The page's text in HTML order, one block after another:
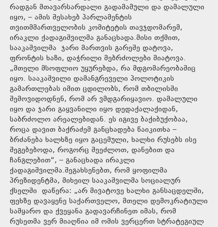
რადგან მთავარსარდალი გადამამული და დამალული
იყო, – ამის შესახებ პარლამენტის
თვითმმართველობის კომიტეტის თავჯდომარემ,
ირაკლი ქადაგიშვილმა განაცხადა.მისი თქმით,
სააკაშვილმა ჯარი მართვის გარეშე დატოვა,
ფრონტის ხაზი, დაჭრილი მებრძოლები მიატოვა.
„მთელი მსოფლიო უყურებდა, რა მდგომარეობაშიც
იყო. სააკაშვილი დამანგრეველი პოლოტიკის
გამართლებას იმით ცდილობს, რომ თბილისში
შემოვიდოდნენ, რომ არ ვმდგარიყავიო. დამალული
იყო და ჯარი გაყვანილი იყო დედაქალაქიდან,
საბრძოლო არეალებიდან. ეს იგივე ბაქიბუქობაა,
როცა დავით ბაქრაძემ განცხადება წაიკითხა –
ბრძანება ხალხზე იყო გაცემული, ხალხი რუსებს ისე
შეგებებოდა, როგორც შეეძლოთ, დანებით და
ჩანგლებით“, – განაცხადა ირაკლი
ქადაგიშვილმა.შეგახსენებთ, რომ ყოფილმა
პრეზიდენტმა, მიხეილ სააკაშვილმა სოციალურ
ქსელში დაწერა: „არ მივატოვე ხალხი განსაცდელში,
ფეხზე დავაყენე საქართველო, მთელი დემოკრატიული
სამყარო და ქვეყანა გადავარჩინეთ იმას, რომ
რუსეთმა ვერ მიაღწია იმ ომის ვერცერთ სტრატეგიულ